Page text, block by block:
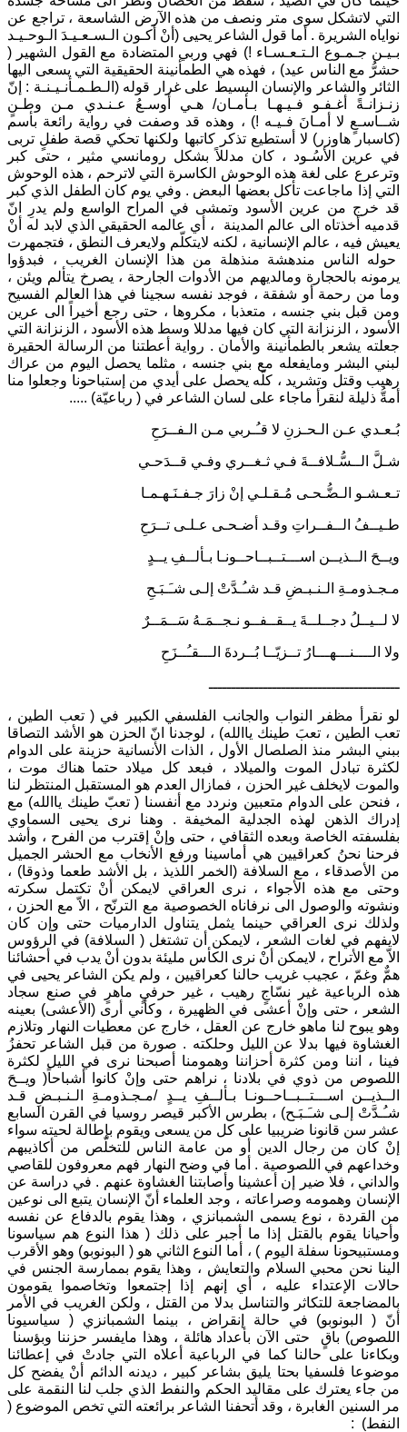
التي لاتشكل سوى متر ونصف من هذه الآرض الشاسعة ، تراجع عن
نواياه الشريرة . أما قول الشاعر يحيى (أنْ أكـون الـسـعـيـدَ الـوحـيـد
بـيـن جـمـوع الـتـعـسـاء !) فهي وربي المتضادة مع القول الشهير (
حشرُّ مع الناس عيد) ، فهذه هي الطمأنينة الحقيقية التي يسعى اليها
الثائر والشاعر والإنسان البسيط على غرار قوله (الـطـمـأنـيـنـة : إنّ
زنـزانـةً أغـفـو فـيـهـا بـأمـان/ هـي أوسـعُ عـنـدي مـن وطـنٍ
شــاسـعٍ لا أمـانَ فـيـه !) ، وهذه قد وصفت في رواية رائعة بأسم
(كاسبار هاوزر) لا أستطيع تذكر كاتبها ولكنها تحكي قصة طفلٍ تربى
في عرين الأسُـود ، كان مدللاً بشكل رومانسي مثير ، حتى كبر
وترعرع على لغة هذه الوحوش الكاسرة التي لاترحم ، هذه الوحوش
التي إذا ماجاعت تأكل بعضها البعض . وفي يوم كان الطفل الذي كبر
قد خرج من عرين الأسود وتمشى في المراح الواسع ولم يدرِ انّ
قدميه أخذتاه الى عالم المدينة ، أي عالمه الحقيقي الذي لابد له أنْ
يعيش فيه ، عالم الإنسانية ، لكنه لايتكلّم ولايعرف النطق ، فتجمهرت
حوله الناس مندهشة منذهلة من هذا الإنسان الغريب ، فبدؤوا
يرمونه بالحجارة ومالديهم من الأدوات الجارحة ، يصرخ يتألم ويئن ،
وما من رحمة أو شفقة ، فوجد نفسه سجينا في هذا العالم الفسيح
ومن قبل بني جنسه ، متعذبا ، مكروها ، حتى رجع أخيراً الى عرين
الأسود ، الزنزانة التي كان فيها مدللا وسط هذه الأسود ، الزنزانة التي
جعلته يشعر بالطمأنينة والأمان . رواية أعطتنا من الرسالة الحقيرة
لبني البشر ومايفعله مع بني جنسه ، مثلما يحصل اليوم من عراك
رهيب وقتل وتشريد ، كلّه يحصل على أيدي من إستباحونا وجعلوا منا
أمةُّ ذليلة لنقرأ ماجاء على لسان الشاعر في ( رباعيّة) .....
بُـعـدي عـن الـحـزنِ لا قـُـربي مـن الـفــرَحِ
شـلَّ الــسُّـلافــةَ فـي ثـغــري وفـي قــدَحـي
تـعـشـو الـضُّـحـى مُـقـلـي إنْ زارَ جـفـنَـهـمـا
طـيــفُ الــفــراتِ وقـد أضـحـى عـلـى تــرَحِ
ويــحَ الــذيــن اســـتــبــاحــونـا بـألــفِ يــدٍ
مـجـذومـةِ الـنـبـضِ قـد شـُـدَّتْ إلـى شـَـبَـحِ
لا لــيــلُ دجــلــةَ يــقــفــو نـجــمَـهُ سَــمَــرٌ
ولا الــــنـــهـــارُ تــزيّــا بُــردةَ الـــقـُــزَحِ
ــــــــــــــــــــــــــــــــــــــــــ
لو نقرأ مظفر النواب والجانب الفلسفي الكبير في ( تعب الطين ،
تعب الطين ، تعبَ طينك ياالله) ، لوجدنا انّ الحزن هو الأشد التصاقا
ببني البشر منذ الصلصال الأول ، الذات الأنسانية حزينة على الدوام
لكثرة تبادل الموت والميلاد ، فبعد كل ميلاد حتما هناك موت ،
والموت لايخلف غير الحزن ، فمازال العدم هو المستقبل المنتظر لنا
، فنحن على الدوام متعبين ونردد مع أنفسنا ( تعبّ طينك ياالله) مع
إدراك الذهن لهذه الجدلية المخيفة . وهنا نرى يحيى السماوي
بفلسفته الخاصة وبعده الثقافي ، حتى وإنْ إقترب من الفرح ، وأشد
فرحنا نحنُ كعراقيين هي أماسينا ورفع الأنخاب مع الحشر الجميل
من الأصدقاء ، مع السلافة (الخمر اللذيذ ، بل الأشد طعما وذوقا) ،
وحتى مع هذه الأجواء ، نرى العراقي لايمكن أنْ تكتمل سكرته
ونشوته والوصول الى نرفاناه الخصوصية مع الترنّح ، الاّ مع الحزن ،
ولذلك نرى العراقي حينما يثمل يتناول الدارميات حتى وإن كان
لايفهم في لغات الشعر ، لايمكن أن تشتغل ( السلافة) في الرؤوس
الاّ مع الأتراح ، لايمكن أنْ نرى الكأس مليئة بدون أنْ يدب في أحشائنا
همٌّ وغمّ ، عجيب غريب حالنا كعراقيين ، ولم يكن الشاعر يحيى في
هذه الرباعية غير نسّاجٍ رهيب ، غير حرفيٍ ماهرٍ في صنع سجاد
الشعر ، حتى وإنْ أعشى في الظهيرة ، وكأني أرى (الأعشى) بعينه
وهو يبوح لنا ماهو خارج عن العقل ، خارج عن معطيات النهار وتلازم
الغشاوة فيها بدلا عن الليل وحلكته . صورة من قبل الشاعر تحفزُ
فينا ، اننا ومن كثرة أحزاننا وهمومنا أصبحنا نرى في الليل لكثرة
اللصوص من ذوي في بلادنا ، نراهم حتى وإنْ كانوا أشباحاً( ويــحَ
الــذيــن اســـتــبــاحــونـا بـألــفِ يــدٍ /مـجـذومـةِ الـنـبـضِ قـد
شـُـدَّتْ إلـى شـَـبَـح) ، بطرس الأكبر قيصر روسيا في القرن السابع
عشر سن قانونا ضريبيا على كل من يسعى ويقوم بإطالة لحيته سواء
إنْ كان من رجال الدين أو من عامة الناس للتخلّص من أكاذيبهم
وخداعهم في اللصوصية . أما في وضح النهار فهم معروفون للقاصي
والداني ، فلا ضير إن أعشينا وأصابتنا الغشاوة عنهم . في دراسة عن
الإنسان وهمومه وصراعاته ، وجد العلماء أنّ الإنسان يتبع الى نوعين
من القردة ، نوع يسمى الشمبانزي ، وهذا يقوم بالدفاع عن نفسه
وأحيانا يقوم بالقتل إذا ما أجبر على ذلك ( هذا النوع هم سياسونا
ومستبيحونا سفلة اليوم ) ، أما النوع الثاني هو ( البونوبو) وهو الأقرب
الينا نحن محبي السلام والتعايش ، وهذا يقوم بممارسة الجنس في
حالات الإعتداء عليه ، أي إنهم إذا إجتمعوا وتخاصموا يقومون
بالمضاجعة للتكاثر والتناسل بدلا من القتل ، ولكن الغريب في الأمر
أنّ ( البونوبو) في حالة إنقراض ، بينما الشمبانزي ( سياسيونا
اللصوص) باقٍ حتى الآن بأعداد هائلة ، وهذا مايفسر حزننا وبؤسنا
وبكاءنا على حالنا كما في الرباعية أعلاه التي جادتْ في إعطائنا
موضوعا فلسفيا بحتا يليق بشاعر كبير ، ديدنه الدائم أنْ يفضح كل
من جاء يعترك على مقاليد الحكم والنفط الذي جلب لنا النقمة على
مر السنين الغابرة ، وقد أتحفنا الشاعر برائعته التي تخص الموضوع (
النفط) :